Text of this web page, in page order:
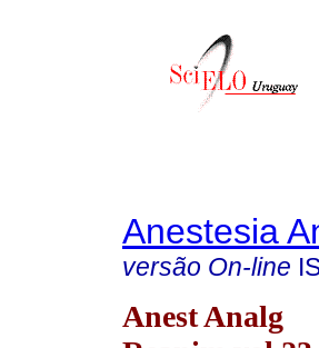
Anestesia
versão On-line
Anest Analg